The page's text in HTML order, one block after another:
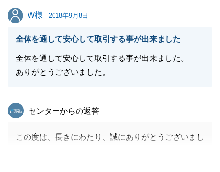
W様
W様 2018年9月8日
全体を通して安心して取引する事が出来ました
全体を通して安心して取引する事が出来ました。
ありがとうございました。
東急リバブル
センターからの返答
この度は、長きにわたり、誠にありがとうございまし